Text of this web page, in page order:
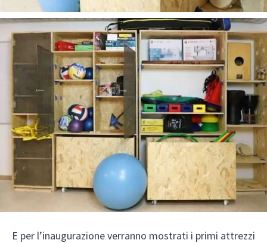
E per l’inaugurazione verranno mostrati i primi attrezzi